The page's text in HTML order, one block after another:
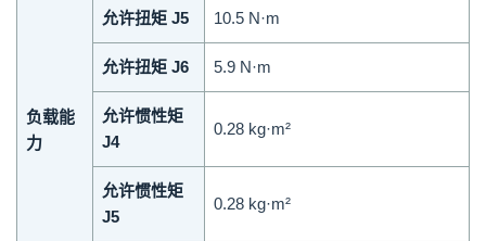
负载能
力
允许扭矩 J5 10.5 N·m
允许扭矩 J6 5.9 N·m
允许惯性矩
J4
0.28 kg·m²
允许惯性矩
J5
0.28 kg·m²